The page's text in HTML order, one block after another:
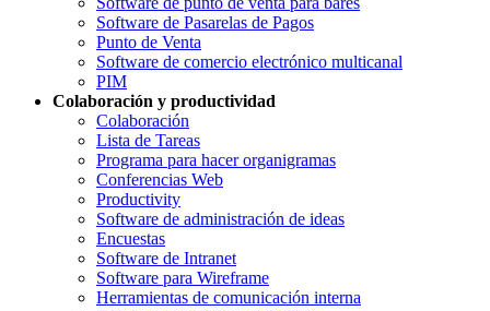
Software de Pasarelas de Pagos
Punto de Venta
Software de comercio electrónico multicanal
PIM
Colaboración y productividad
Colaboración
Lista de Tareas
Programa para hacer organigramas
Conferencias Web
Productivity
Software de administración de ideas
Encuestas
Software de Intranet
Software para Wireframe
Herramientas de comunicación interna